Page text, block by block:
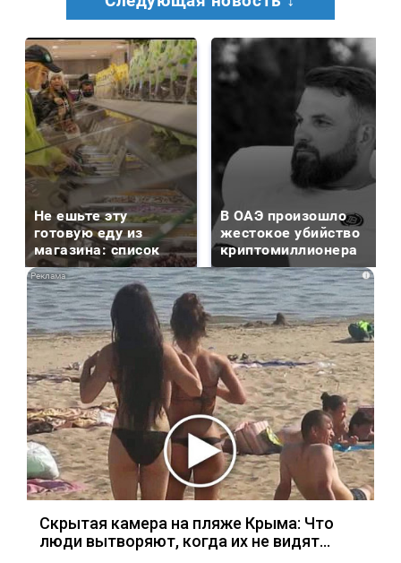
Не ешьте эту
готовую еду из
магазина: список
В ОАЭ произошло
жестокое убийство
криптомиллионера
i
Скрытая камера на пляже Крыма: Что
люди вытворяют, когда их не видят...